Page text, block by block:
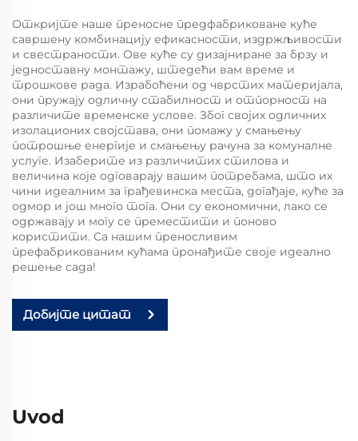
Откријте наше преносне предфабриковане куће
савршену комбинацију ефикасности, издржљивости
и свестраности. Ове куће су дизајниране за брзу и
једноставну монтажу, штедећи вам време и
трошкове рада. Израбоћени од чврстих материјала,
они пружају одличну стабилност и отпорност на
различите временске услове. Због својих одличних
изолационих својстава, они помажу у смањењу
потрошње енергије и смањењу рачуна за комуналне
услуге. Изаберите из различитих стилова и
величина које одговарају вашим потребама, што их
чини идеалним за грађевинска места, догађаје, куће за
одмор и још много тога. Они су економични, лако се
одржавају и могу се преместити и поново
користити. Са нашим преносливим
префабрикованим кућама пронађите своје идеално
решење сада!
Добијте цитат
Uvod